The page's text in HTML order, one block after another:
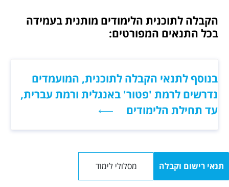
הקבלה לתוכנית הלימודים מותנית בעמידה
בכל התנאים המפורטים:
בנוסף לתנאי הקבלה לתוכנית, המועמדים
נדרשים לרמת 'פטור' באנגלית ורמת עברית,
עד תחילת הלימודים
תנאי רישום וקבלה מסלולי לימוד